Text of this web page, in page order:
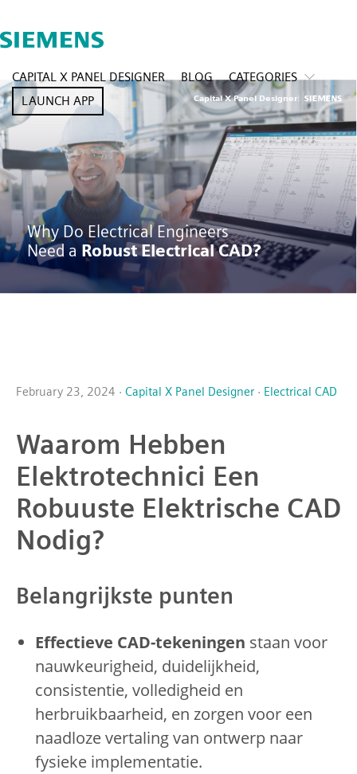
CAPITAL X PANEL DESIGNER BLOG
CATEGORIES
LAUNCH APP
February 23, 2024 · Capital X Panel Designer · Electrical CAD
Waarom Hebben
Elektrotechnici Een
Robuuste Elektrische CAD
Nodig?
Belangrijkste punten
Effectieve CAD-tekeningen staan voor
nauwkeurigheid, duidelijkheid,
consistentie, volledigheid en
herbruikbaarheid, en zorgen voor een
naadloze vertaling van ontwerp naar
fysieke implementatie.